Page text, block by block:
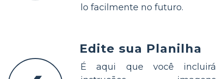
lo facilmente no futuro.
Edite sua Planilha
É aqui que você incluirá